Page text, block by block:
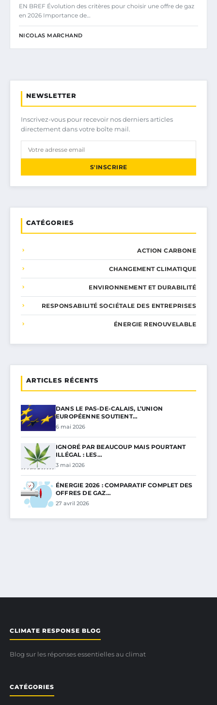
EN BREF Évolution des critères pour choisir une offre de gaz
en 2026 Importance de…
NICOLAS MARCHAND
NEWSLETTER
Inscrivez-vous pour recevoir nos derniers articles
directement dans votre boîte mail.
S'INSCRIRE
CATÉGORIES
ACTION CARBONE
CHANGEMENT CLIMATIQUE
ENVIRONNEMENT ET DURABILITÉ
RESPONSABILITÉ SOCIÉTALE DES ENTREPRISES
ÉNERGIE RENOUVELABLE
ARTICLES RÉCENTS
DANS LE PAS-DE-CALAIS, L’UNION
EUROPÉENNE SOUTIENT…
6 mai 2026
IGNORÉ PAR BEAUCOUP MAIS POURTANT
ILLÉGAL : LES…
3 mai 2026
ÉNERGIE 2026 : COMPARATIF COMPLET DES
OFFRES DE GAZ…
27 avril 2026
CLIMATE RESPONSE BLOG
Blog sur les réponses essentielles au climat
CATÉGORIES